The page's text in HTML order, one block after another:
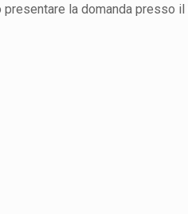
la domanda presso il